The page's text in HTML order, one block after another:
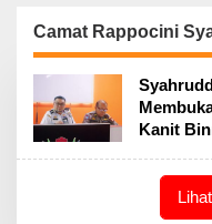
Camat Rappocini
Kanit